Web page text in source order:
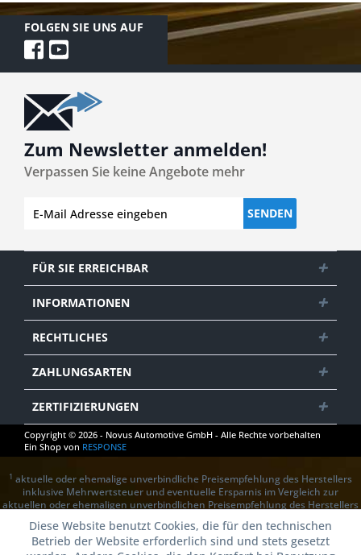
FOLGEN SIE UNS AUF
Zum Newsletter anmelden!
Verpassen Sie keine Angebote mehr
SENDEN
FÜR SIE ERREICHBAR
INFORMATIONEN
RECHTLICHES
ZAHLUNGSARTEN
ZERTIFIZIERUNGEN
Copyright © 2026 - Novus Automotive GmbH - Alle Rechte vorbehalten
Ein Shop von RESPONSE
1 aktuelle oder ehemalige unverbindliche Preisempfehlung des Herstellers
inklusive Mehrwertsteuer und eventuelle Ersparnis im Vergleich zur
aktuellen oder ehemaligen unverbindlichen Preisempfehlung des Herstellers
Diese Website benutzt Cookies, die für den technischen
Betrieb der Website erforderlich sind und stets gesetzt